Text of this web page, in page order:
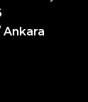
Ankara